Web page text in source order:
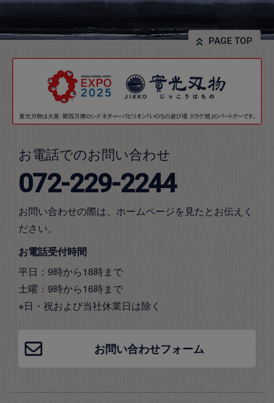
PAGE TOP
お電話でのお問い合わせ
072-229-2244
お問い合わせの際は、ホームページを見たとお伝えく
ださい。
お電話受付時間
平日：9時から18時まで
土曜：9時から16時まで
※日・祝および当社休業日は除く
お問い合わせフォーム